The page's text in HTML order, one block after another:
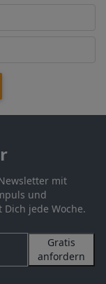
mit
und
jede Woche.
Gratis
anfordern